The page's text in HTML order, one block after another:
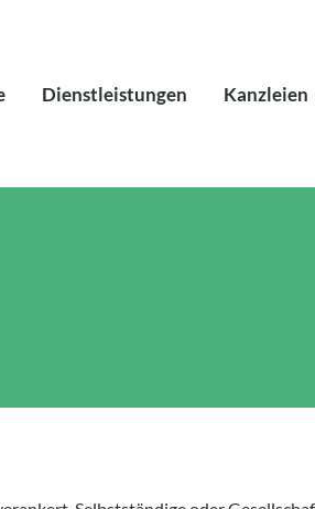
Dienstleistungen Kanzleien